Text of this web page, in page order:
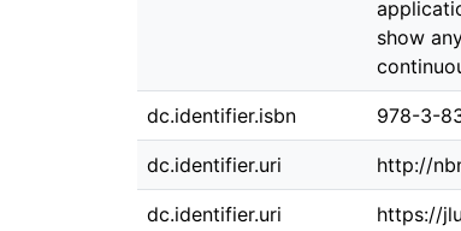
show
dc.identifier.isbn 978-3-
dc.identifier.uri http://
dc.identifier.uri https://